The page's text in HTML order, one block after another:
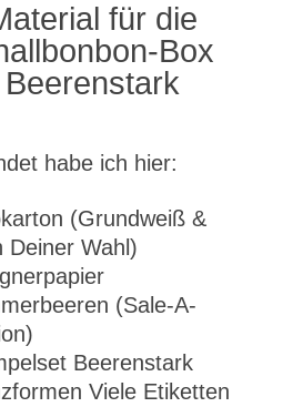
für die
Box
Beerenstark
habe ich hier:
(Grundweiß &
Deiner Wahl)
(Sale-A-
Beerenstark
Viele Etiketten